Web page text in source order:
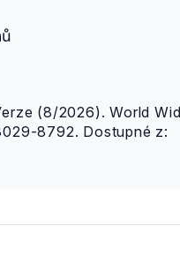
(8/2026). World
8792. Dostupné z: